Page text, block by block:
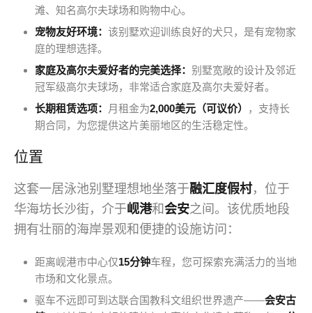
滩、知名高尔夫球场和购物中心。
宠物友好环境： 该别墅欢迎训练良好的犬只，是有宠物家
庭的理想选择。
家庭及高尔夫爱好者的完美选择： 别墅宽敞的设计及邻近
冠军级高尔夫球场，非常适合家庭及高尔夫爱好者。
长期租赁选项：
月租金为2,000美元（可议价）
，支持长
期合同，为您提供这片美丽地区的生活稳定性。
位置
这套一居泳池别墅理想地坐落于融汇度假村，位于
华海坊长沙街，介于岘港和会安之间。该优质地段
拥有壮丽的海岸景观和便捷的设施访问：
距离岘港市中心仅15分钟车程，您可探索充满活力的当地
市场和文化景点。
驱车不远即可到达联合国教科文组织世界遗产——会安古